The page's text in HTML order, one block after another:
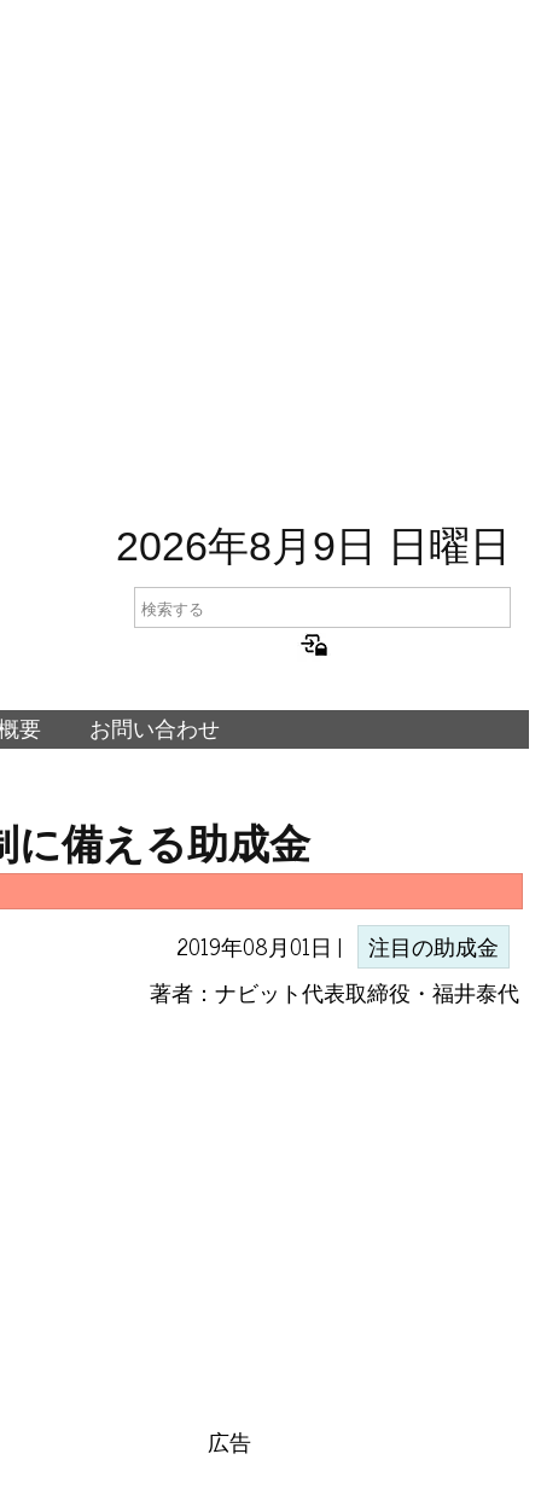
2026年8月9日 日曜日
要 お問い合わせ
に備える助成金
2019年08月01日 | 注目の助成金
著者：ナビット代表取締役・福井泰代
広告